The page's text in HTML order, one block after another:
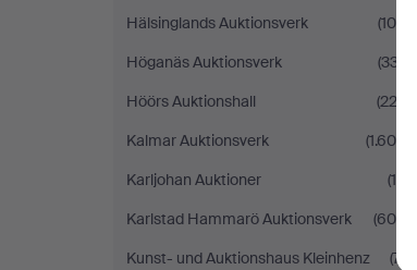
Hälsinglands Auktionsverk
(108)
Höganäs Auktionsverk
(337)
Höörs Auktionshall
(222)
Kalmar Auktionsverk
(1.605)
Karljohan Auktioner
(10)
Karlstad Hammarö Auktionsverk
(609)
Kunst- und Auktionshaus Kleinhenz
(71)